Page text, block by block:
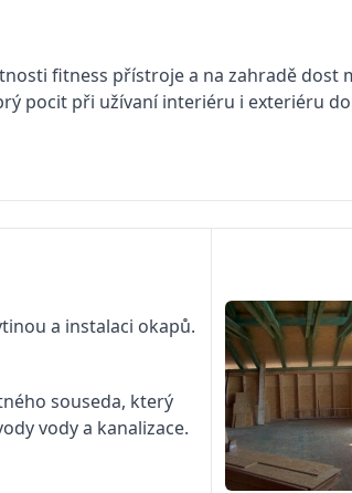
fitness přístroje a na zahradě dost
pocit při užívaní interiéru i exteriéru
a instalaci okapů.
souseda, který
vody a kanalizace.